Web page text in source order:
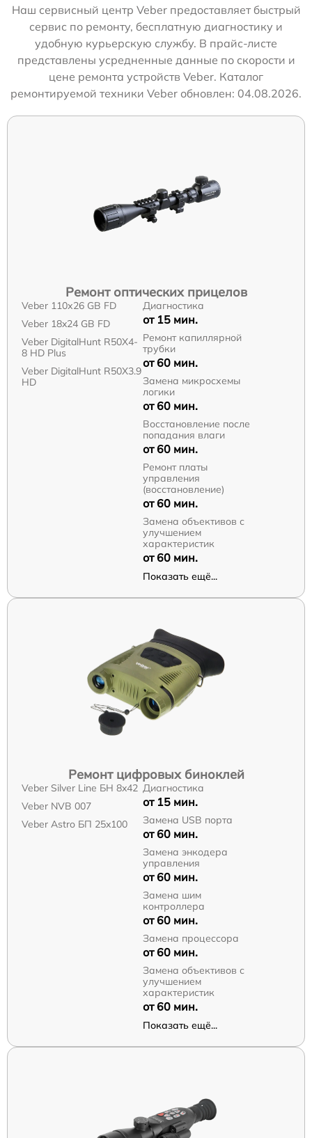
Наш сервисный центр Veber предоставляет быстрый
сервис по ремонту, бесплатную диагностику и
удобную курьерскую службу. В прайс-листе
представлены усредненные данные по скорости и
цене ремонта устройств Veber. Каталог
ремонтируемой техники Veber обновлен: 04.08.2026.
Ремонт оптических прицелов
Veber 110х26 GB FD
Veber 18x24 GB FD
Veber DigitalHunt R50X4-
8 HD Plus
Veber DigitalHunt R50X3.9
HD
Диагностика
от 15 мин.
Ремонт капиллярной
трубки
от 60 мин.
Замена микросхемы
логики
от 60 мин.
Восстановление после
попадания влаги
от 60 мин.
Ремонт платы
управления
(восстановление)
от 60 мин.
Замена объективов с
улучшением
характеристик
от 60 мин.
Показать ещё...
Ремонт цифровых биноклей
Veber Silver Line БН 8x42
Veber NVB 007
Veber Astro БП 25x100
Диагностика
от 15 мин.
Замена USB порта
от 60 мин.
Замена энкодера
управления
от 60 мин.
Замена шим
контроллера
от 60 мин.
Замена процессора
от 60 мин.
Замена объективов с
улучшением
характеристик
от 60 мин.
Показать ещё...